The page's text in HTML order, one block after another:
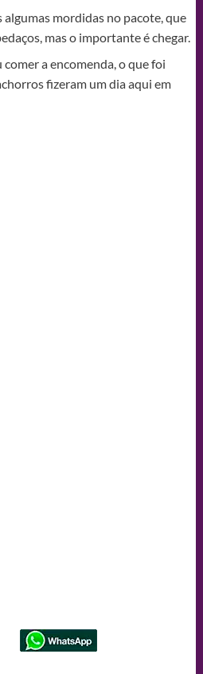
algumas mordidas no pacote, que
mas o importante é chegar.
a encomenda, o que foi
fizeram um dia aqui em